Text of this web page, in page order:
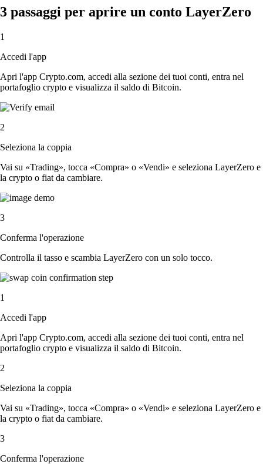
3 passaggi per aprire un conto LayerZero
1
Accedi l'app
Apri l'app Crypto.com, accedi alla sezione dei tuoi conti, entra nel
portafoglio crypto e visualizza il saldo di Bitcoin.
2
Seleziona la coppia
Vai su «Trading», tocca «Compra» o «Vendi» e seleziona LayerZero e
la crypto o fiat da cambiare.
3
Conferma l'operazione
Controlla il tasso e scambia LayerZero con un solo tocco.
1
Accedi l'app
Apri l'app Crypto.com, accedi alla sezione dei tuoi conti, entra nel
portafoglio crypto e visualizza il saldo di Bitcoin.
2
Seleziona la coppia
Vai su «Trading», tocca «Compra» o «Vendi» e seleziona LayerZero e
la crypto o fiat da cambiare.
3
Conferma l'operazione